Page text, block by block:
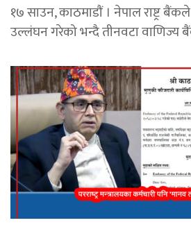
१७ साउन, काठमाडाैं । नेपाल राष्ट्र
उल्लंघन गरेको भन्दै तीनवटा वाणिज्य